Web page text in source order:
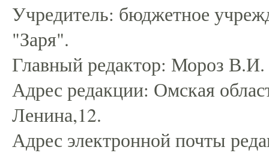
Учредитель: бюджетное
"Заря".
Главный редактор: Мороз В.И.
Адрес редакции: Омская
Ленина,12.
Адрес электронной почты